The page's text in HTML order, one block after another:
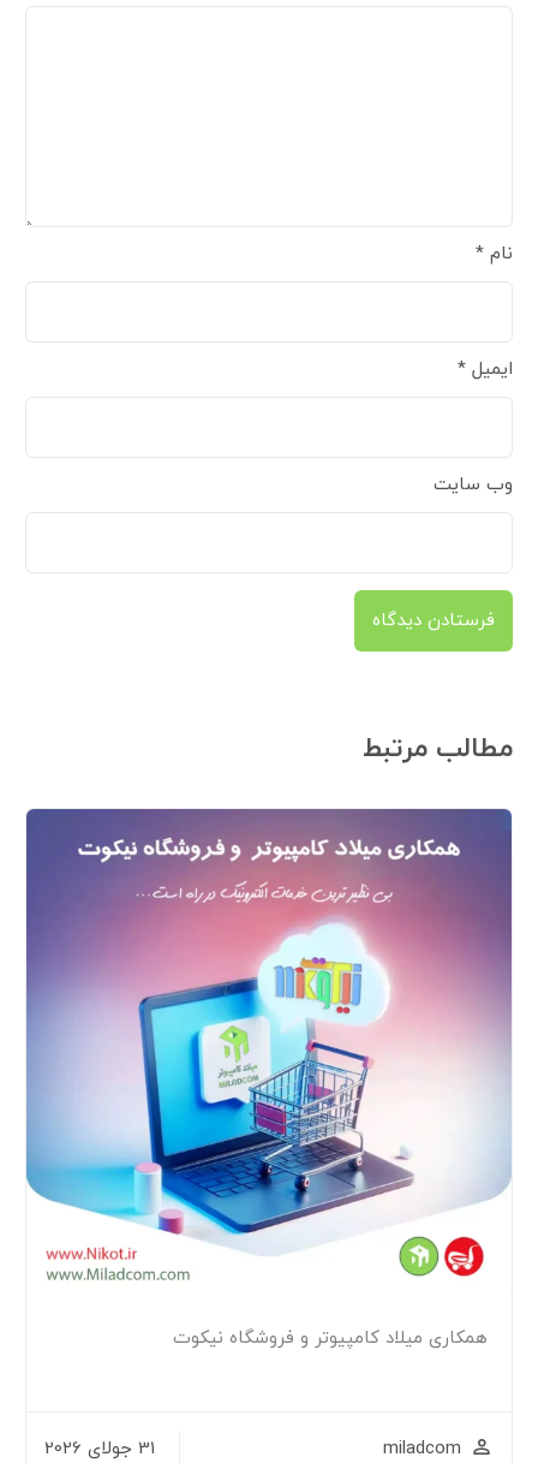
نام*
ایمیل*
وب‌ سایت
مطالب مرتبط
همکاری میلاد کامپیوتر و فروشگاه نیکوت
miladcom 31 جولای 2026